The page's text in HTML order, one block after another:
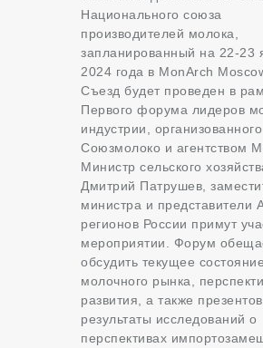
Национального союза
производителей молока,
запланированный на 22-23
2024 года в MonArch
Съезд будет проведен в
Первого форума лидеров
индустрии, организованного
Союзмолоко и агентством
Министр сельского
Дмитрий Патрушев,
министра и представители
регионов России примут
мероприятии. Форум
обсудить текущее состояние
молочного рынка,
развития, а также
результаты исследований о
перспективах